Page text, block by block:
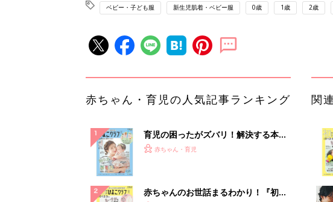
ベビー・子ども服 新生児肌着・ベビー服 0歳 1歳 2歳
赤ちゃん・育児の人気記事ランキング
育児の困ったがズバリ！解決する本
『ひよこクラブ 夏号』 4カ月～2才
赤ちゃん・育児
赤ちゃんのお世話まるわかり！『初め
関